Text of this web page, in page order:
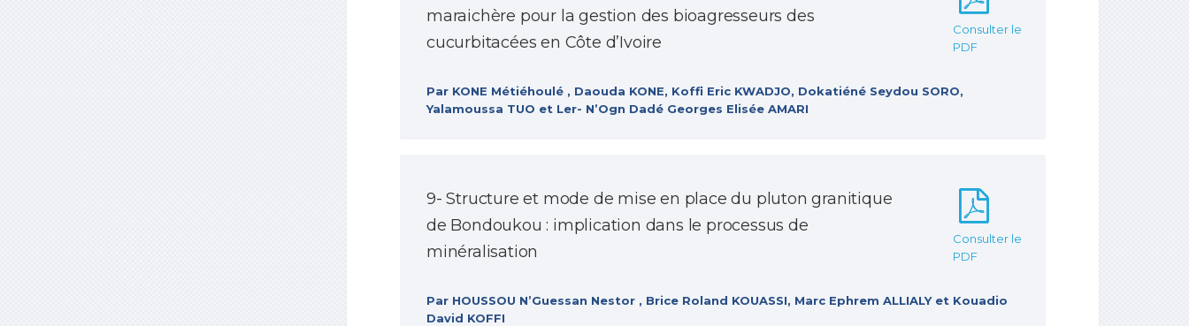
maraichère pour la gestion des bioagresseurs des
cucurbitacées en Côte d’Ivoire
Consulter le
PDF
Par KONE Métiéhoulé , Daouda KONE, Koffi Eric KWADJO, Dokatiéné Seydou SORO,
Yalamoussa TUO et Ler- N’Ogn Dadé Georges Elisée AMARI
9- Structure et mode de mise en place du pluton granitique
de Bondoukou : implication dans le processus de
minéralisation
Consulter le
PDF
Par HOUSSOU N’Guessan Nestor , Brice Roland KOUASSI, Marc Ephrem ALLIALY et Kouadio
David KOFFI